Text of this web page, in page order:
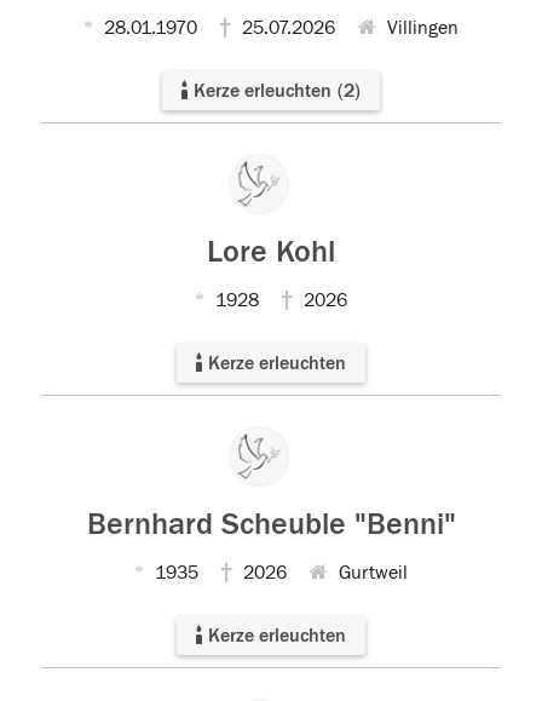
28.01.1970 25.07.2026 Villingen
Kerze erleuchten (2)
Lore Kohl
1928 2026
Kerze erleuchten
Bernhard Scheuble "Benni"
1935 2026 Gurtweil
Kerze erleuchten